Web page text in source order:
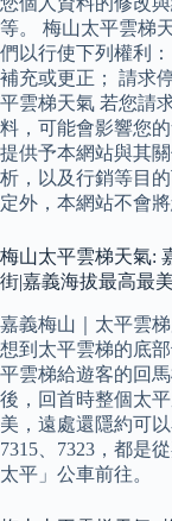
等。 梅山太平雲梯
們以行使下列權利
補充或更正； 請求
平雲梯天氣 若您請
料，可能會影響您
提供予本網站與其
析，以及行銷等目
定外，本網站不會
梅山太平雲梯天氣:
街|嘉義海拔最高最
嘉義梅山｜太平雲
想到太平雲梯的底
平雲梯給遊客的回
後，回首時整個太
美，遠處還隱約可
7315、7323，都是
太平」公車前往。